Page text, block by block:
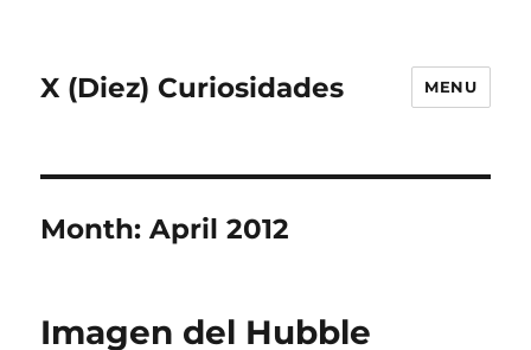
X (Diez) Curiosidades MENU
Month:April 2012
Imagen del Hubble